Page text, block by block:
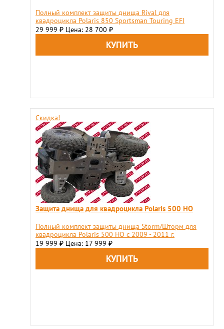
Полный комплект защиты днища Rival для
квадроцикла Polaris 850 Sportsman Touring EFI
29 999 ₽ Цена: 28 700 ₽
Скидка!
Защита днища для квадроцикла Polaris 500 HO
Полный комплект защиты днища Storm/Шторм для
квадроцикла Polaris 500 HO c 2009 - 2011 г.
19 999 ₽ Цена: 17 999 ₽